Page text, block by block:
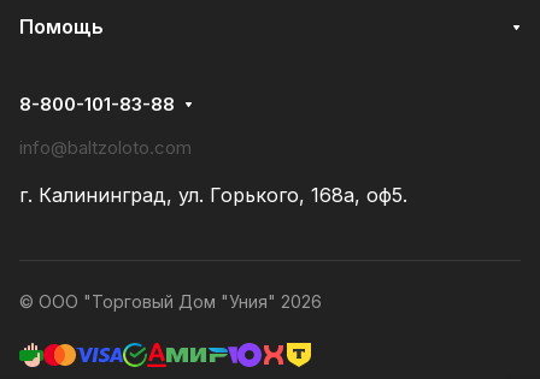
Помощь
8-800-101-83-88
info@baltzoloto.com
г. Калининград, ул. Горького, 168а, оф5.
© ООО "Торговый Дом "Уния" 2026